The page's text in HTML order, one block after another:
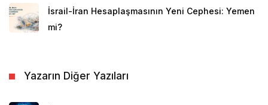
İsrail-İran Hesaplaşmasının Yeni Cephesi: Yemen
mi?
Yazarın Diğer Yazıları